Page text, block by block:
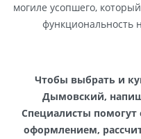
могиле усопшего,
функциональность
Чтобы выбрать и
Дымовский,
Специалисты помогут
оформлением,